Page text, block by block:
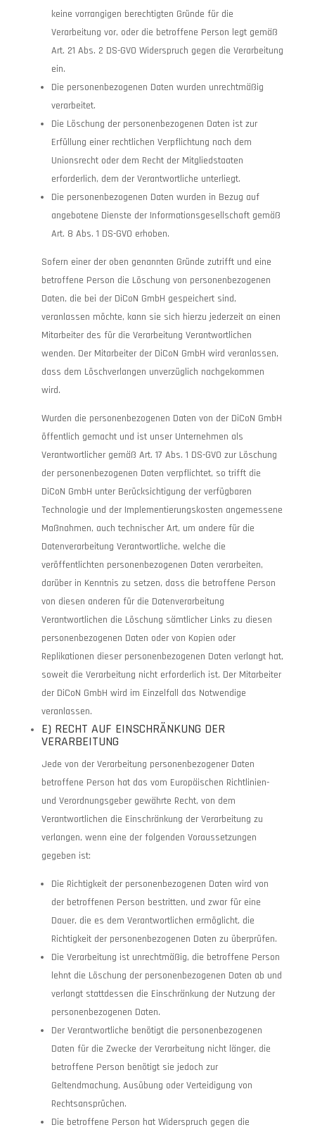
keine vorrangigen berechtigten Gründe für die
Verarbeitung vor, oder die betroffene Person legt gemäß
Art. 21 Abs. 2 DS-GVO Widerspruch gegen die Verarbeitung
ein.
Die personenbezogenen Daten wurden unrechtmäßig
verarbeitet.
Die Löschung der personenbezogenen Daten ist zur
Erfüllung einer rechtlichen Verpflichtung nach dem
Unionsrecht oder dem Recht der Mitgliedstaaten
erforderlich, dem der Verantwortliche unterliegt.
Die personenbezogenen Daten wurden in Bezug auf
angebotene Dienste der Informationsgesellschaft gemäß
Art. 8 Abs. 1 DS-GVO erhoben.
Sofern einer der oben genannten Gründe zutrifft und eine
betroffene Person die Löschung von personenbezogenen
Daten, die bei der DiCoN GmbH gespeichert sind,
veranlassen möchte, kann sie sich hierzu jederzeit an einen
Mitarbeiter des für die Verarbeitung Verantwortlichen
wenden. Der Mitarbeiter der DiCoN GmbH wird veranlassen,
dass dem Löschverlangen unverzüglich nachgekommen
wird.
Wurden die personenbezogenen Daten von der DiCoN GmbH
öffentlich gemacht und ist unser Unternehmen als
Verantwortlicher gemäß Art. 17 Abs. 1 DS-GVO zur Löschung
der personenbezogenen Daten verpflichtet, so trifft die
DiCoN GmbH unter Berücksichtigung der verfügbaren
Technologie und der Implementierungskosten angemessene
Maßnahmen, auch technischer Art, um andere für die
Datenverarbeitung Verantwortliche, welche die
veröffentlichten personenbezogenen Daten verarbeiten,
darüber in Kenntnis zu setzen, dass die betroffene Person
von diesen anderen für die Datenverarbeitung
Verantwortlichen die Löschung sämtlicher Links zu diesen
personenbezogenen Daten oder von Kopien oder
Replikationen dieser personenbezogenen Daten verlangt hat,
soweit die Verarbeitung nicht erforderlich ist. Der Mitarbeiter
der DiCoN GmbH wird im Einzelfall das Notwendige
veranlassen.
E) RECHT AUF EINSCHRÄNKUNG DER
VERARBEITUNG
Jede von der Verarbeitung personenbezogener Daten
betroffene Person hat das vom Europäischen Richtlinien-
und Verordnungsgeber gewährte Recht, von dem
Verantwortlichen die Einschränkung der Verarbeitung zu
verlangen, wenn eine der folgenden Voraussetzungen
gegeben ist:
Die Richtigkeit der personenbezogenen Daten wird von
der betroffenen Person bestritten, und zwar für eine
Dauer, die es dem Verantwortlichen ermöglicht, die
Richtigkeit der personenbezogenen Daten zu überprüfen.
Die Verarbeitung ist unrechtmäßig, die betroffene Person
lehnt die Löschung der personenbezogenen Daten ab und
verlangt stattdessen die Einschränkung der Nutzung der
personenbezogenen Daten.
Der Verantwortliche benötigt die personenbezogenen
Daten für die Zwecke der Verarbeitung nicht länger, die
betroffene Person benötigt sie jedoch zur
Geltendmachung, Ausübung oder Verteidigung von
Rechtsansprüchen.
Die betroffene Person hat Widerspruch gegen die